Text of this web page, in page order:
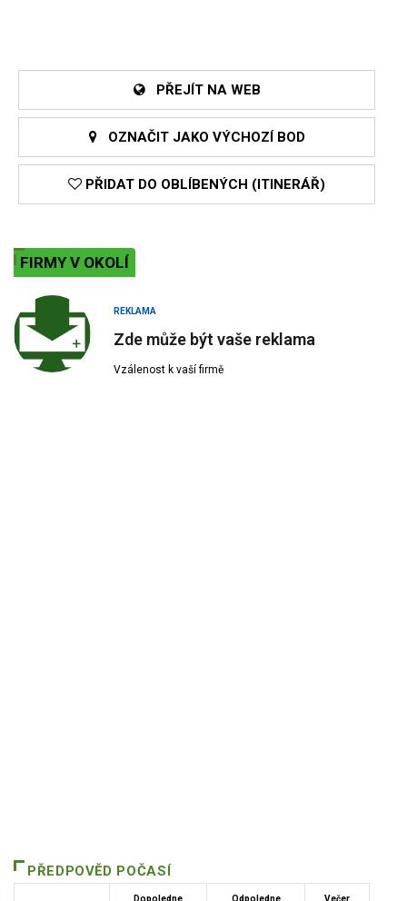
PŘEJÍT NA WEB
OZNAČIT JAKO VÝCHOZÍ BOD
PŘIDAT DO OBLÍBENÝCH (ITINERÁŘ)
FIRMY V OKOLÍ
REKLAMA
Zde může být vaše reklama
Vzálenost k vaší firmě
PŘEDPOVĚD POČASÍ
Dopoledne Odpoledne Večer